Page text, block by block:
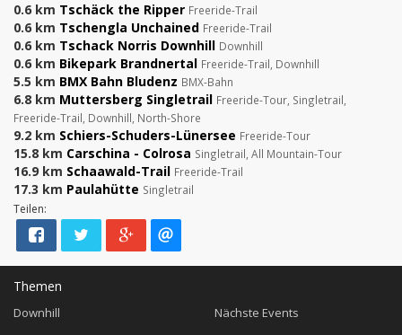
0.6 km Tschäck the Ripper Freeride-Trail
0.6 km Tschengla Unchained Freeride-Trail
0.6 km Tschack Norris Downhill Downhill
0.6 km Bikepark Brandnertal Freeride-Trail, Downhill
5.5 km BMX Bahn Bludenz BMX-Bahn
6.8 km Muttersberg Singletrail Freeride-Tour, Singletrail,
Freeride-Trail, Downhill, North-Shore
9.2 km Schiers-Schuders-Lünersee Freeride-Tour
15.8 km Carschina - Colrosa Singletrail, All Mountain-Tour
16.9 km Schaawald-Trail Freeride-Trail
17.3 km Paulahütte Singletrail
Teilen:
Themen
Downhill
Nächste Events